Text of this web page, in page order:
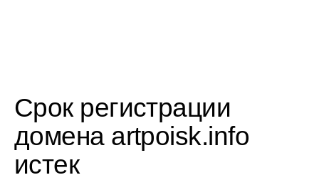
Срок регистрации
домена artpoisk.info
истек